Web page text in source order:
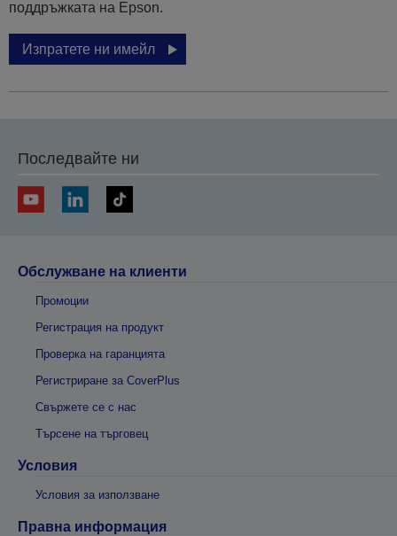
поддръжката на Epson.
Изпратете ни имейл
Последвайте ни
Обслужване на клиенти
Промоции
Регистрация на продукт
Проверка на гаранцията
Регистриране за CoverPlus
Свържете се с нас
Търсене на търговец
Условия
Условия за използване
Правна информация